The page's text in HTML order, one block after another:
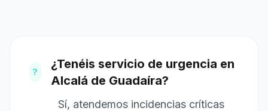
?
¿Tenéis servicio de urgencia en
Alcalá de Guadaíra?
Sí, atendemos incidencias críticas